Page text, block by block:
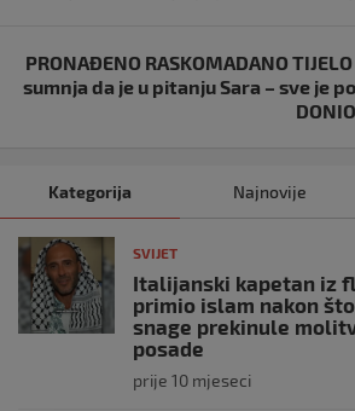
PRONAĐENO RASKOMADANO
sumnja da je u pitanju Sara – sve je
Kategorija Najnovije
SVIJET
Italijanski kapetan iz
primio islam nakon
snage prekinule
posade
prije 10 mjeseci